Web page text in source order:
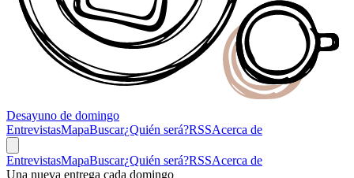
Desayuno de domingo
EntrevistasMapaBuscar¿Quién será?RSSAcerca de
EntrevistasMapaBuscar¿Quién será?RSSAcerca de
Una nueva entrega cada domingo